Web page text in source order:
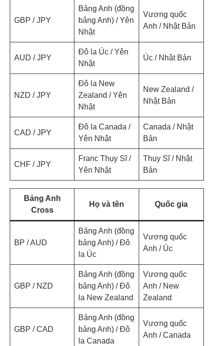
GBP / JPY
Bảng Anh (đồng
bảng Anh) / Yên
Nhật
Vương quốc
Anh / Nhật Bản
AUD / JPY
Đô la Úc / Yên
Nhật
Úc / Nhật Bản
NZD / JPY
Đô la New
Zealand / Yên
Nhật
New Zealand /
Nhật Bản
CAD / JPY
Đô la Canada /
Yên Nhật
Canada / Nhật
Bản
CHF / JPY
Franc Thụy Sĩ /
Yên Nhật
Thụy Sĩ / Nhật
Bản
Bảng Anh
Cross
Họ và tên Quốc gia
BP / AUD
Bảng Anh (đồng
bảng Anh) / Đô
la Úc
Vương quốc
Anh / Úc
GBP / NZD
Bảng Anh (đồng
bảng Anh) / Đô
la New Zealand
Vương quốc
Anh / New
Zealand
GBP / CAD
Bảng Anh (đồng
bảng Anh) / Đô
la Canada
Vương quốc
Anh / Canada